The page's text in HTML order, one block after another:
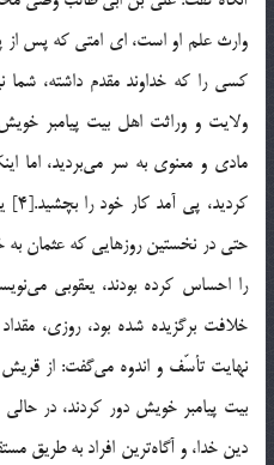
وارث علم او است، اي امتي كه پس از
كسي را كه خداوند مقدم داشته، شما
ولايت و وراثت اهل بيت پيامبر
مادي و معنوي به سر مي‌برديد، اما
حتي در نخستين روزهايي كه عثمان به
را احساس كرده بودند، يعقوبي
خلافت برگزيده شده بود، روزي،
نهايت تأسّف و اندوه مي‌گفت: از
بيت پيامبر خويش دور كردند، در
دين خدا، و آگاه‌ترين افراد به طريق